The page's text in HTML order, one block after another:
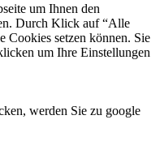
um Ihnen den
Durch Klick auf “Alle
Cookies setzen können. Sie
um Ihre Einstellungen
werden Sie zu google